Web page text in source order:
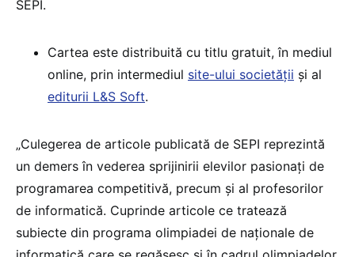
SEPI.
Cartea este distribuită cu titlu gratuit, în mediul
online, prin intermediul site-ului societății și al
editurii L&S Soft.
„Culegerea de articole publicată de SEPI reprezintă
un demers în vederea sprijinirii elevilor pasionați de
programarea competitivă, precum și al profesorilor
de informatică. Cuprinde articole ce tratează
subiecte din programa olimpiadei de naționale de